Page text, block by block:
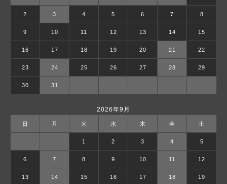
2 3 4 5 6 7 8
9 10 11 12 13 14 15
16 17 18 19 20 21 22
23 24 25 26 27 28 29
30 31
2026年9月
日 月 火 水 木 金 土
1 2 3 4 5
6 7 8 9 10 11 12
13 14 15 16 17 18 19